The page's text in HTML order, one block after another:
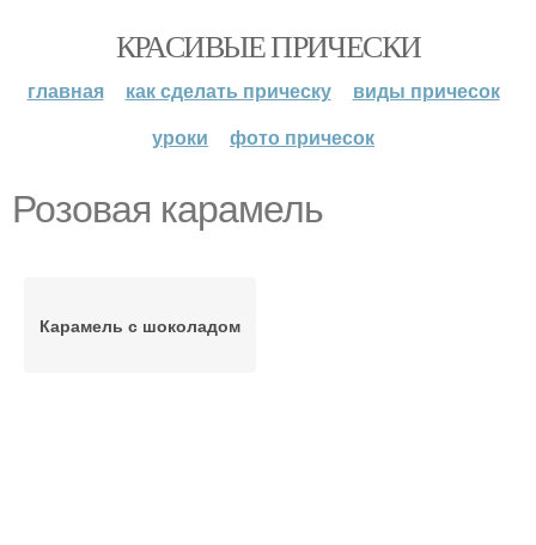
КРАСИВЫЕ ПРИЧЕСКИ
главная как сделать прическу
виды причесок
уроки
фото причесок
Розовая карамель
Карамель с шоколадом